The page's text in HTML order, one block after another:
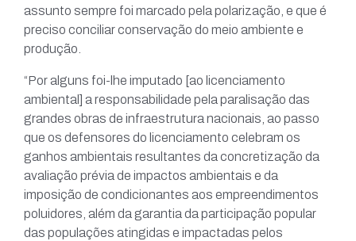
assunto sempre foi marcado pela polarização, e que é
preciso conciliar conservação do meio ambiente e
produção.
“Por alguns foi-lhe imputado [ao licenciamento
ambiental] a responsabilidade pela paralisação das
grandes obras de infraestrutura nacionais, ao passo
que os defensores do licenciamento celebram os
ganhos ambientais resultantes da concretização da
avaliação prévia de impactos ambientais e da
imposição de condicionantes aos empreendimentos
poluidores, além da garantia da participação popular
das populações atingidas e impactadas pelos